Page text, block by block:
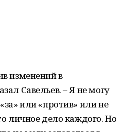
изменений в
Савельев. – Я не могу
или «против» или не
личное дело каждого. Но